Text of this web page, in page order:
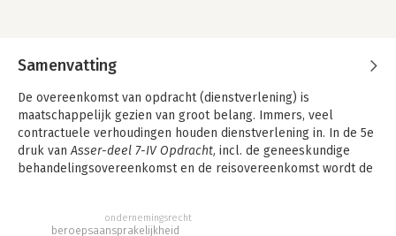
Samenvatting
De overeenkomst van opdracht (dienstverlening) is
maatschappelijk gezien van groot belang. Immers, veel
contractuele verhoudingen houden dienstverlening in. In de 5e
druk vanAsser-deel 7-IV Opdracht, incl. de geneeskundige
behandelingsovereenkomst en de reisovereenkomst wordt de
en bijbehorende overeenkomsten. Het gaat hierbij zowel om
beroepsaansprakelijkheid
ondernemingsrecht